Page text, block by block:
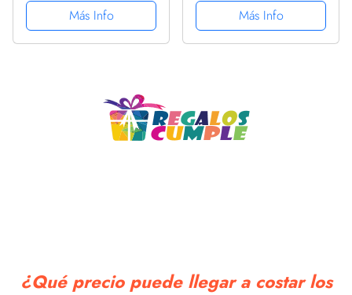
Visitas para el 88
cumpleaños –
Decoración y regalos
Más Info
Camiseta sin Mangas
Más Info
¿Qué precio puede llegar a costar los